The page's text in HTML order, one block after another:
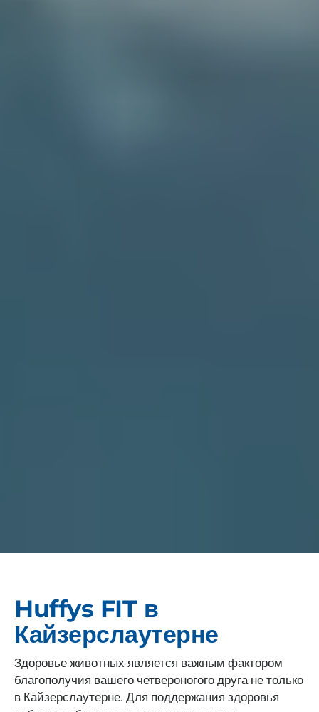
Huffys FIT в
Кайзерслаутерне
Здоровье животных является важным фактором
благополучия вашего четвероногого друга не только
в Кайзерслаутерне. Для поддержания здоровья